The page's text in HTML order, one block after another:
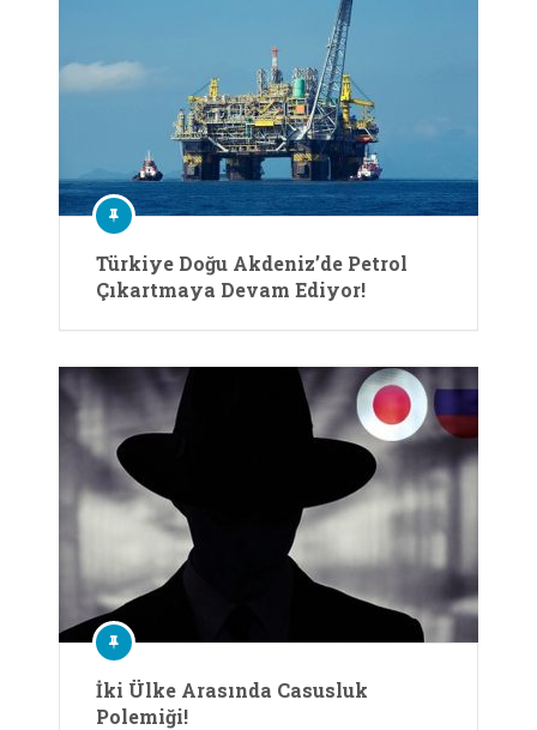
Türkiye Doğu Akdeniz’de Petrol
Çıkartmaya Devam Ediyor!
İki Ülke Arasında Casusluk
Polemiği!